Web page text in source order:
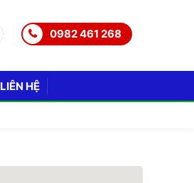
0982 461 268
LIÊN HỆ